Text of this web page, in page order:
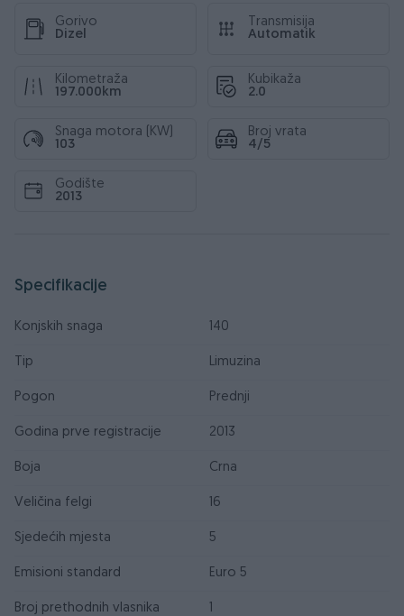
Gorivo
Dizel
Transmisija
Automatik
Kilometraža
197.000km
Kubikaža
2.0
Snaga motora (KW)
103
Broj vrata
4/5
Godište
2013
Specifikacije
Konjskih snaga 140
Tip Limuzina
Pogon Prednji
Godina prve registracije 2013
Boja Crna
Veličina felgi 16
Sjedećih mjesta 5
Emisioni standard Euro 5
Broj prethodnih vlasnika 1